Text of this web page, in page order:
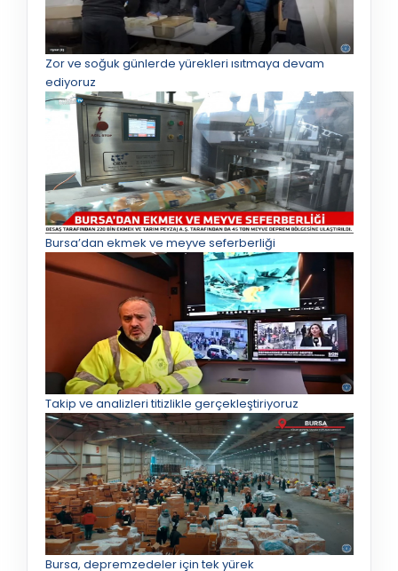
Zor ve soğuk günlerde yürekleri ısıtmaya devam
ediyoruz
Bursa’dan ekmek ve meyve seferberliği
Takip ve analizleri titizlikle gerçekleştiriyoruz
Bursa, depremzedeler için tek yürek